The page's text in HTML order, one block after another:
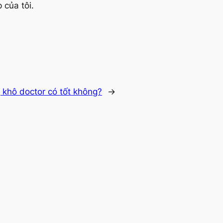
của tôi.
khô doctor có tốt không? →